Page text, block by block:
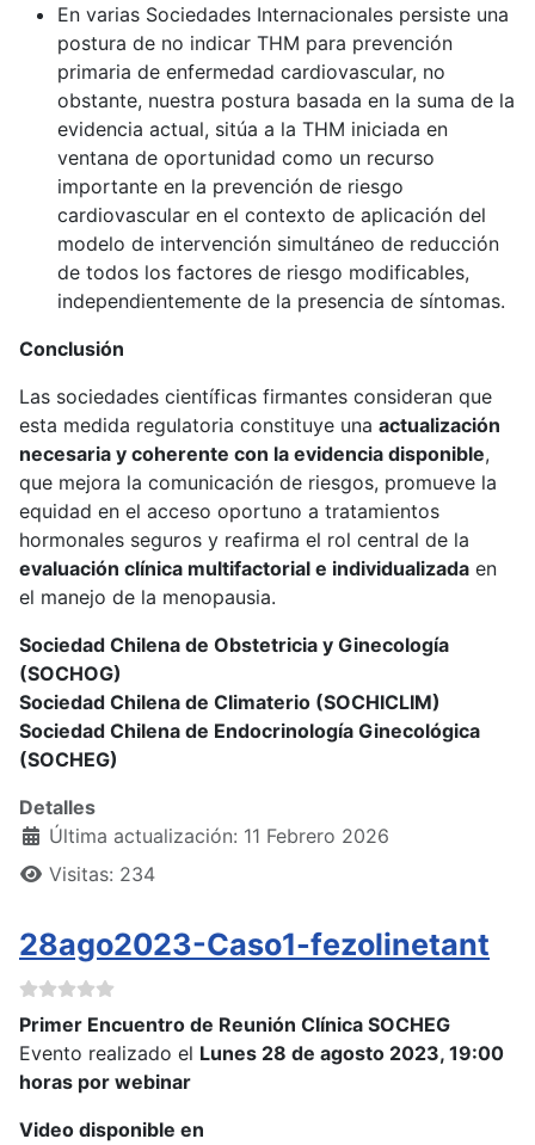
En varias Sociedades Internacionales persiste una
postura de no indicar THM para prevención
primaria de enfermedad cardiovascular, no
obstante, nuestra postura basada en la suma de la
evidencia actual, sitúa a la THM iniciada en
ventana de oportunidad como un recurso
importante en la prevención de riesgo
cardiovascular en el contexto de aplicación del
modelo de intervención simultáneo de reducción
de todos los factores de riesgo modificables,
independientemente de la presencia de síntomas.
Conclusión
Las sociedades científicas firmantes consideran que
esta medida regulatoria constituye una actualización
necesaria y coherente con la evidencia disponible,
que mejora la comunicación de riesgos, promueve la
equidad en el acceso oportuno a tratamientos
hormonales seguros y reafirma el rol central de la
evaluación clínica multifactorial e individualizada en
el manejo de la menopausia.
Sociedad Chilena de Obstetricia y Ginecología
(SOCHOG)
Sociedad Chilena de Climaterio (SOCHICLIM)
Sociedad Chilena de Endocrinología Ginecológica
(SOCHEG)
Detalles
Última actualización: 11 Febrero 2026
Visitas: 234
28ago2023-Caso1-fezolinetant
Primer Encuentro de Reunión Clínica SOCHEG
Evento realizado el Lunes 28 de agosto 2023, 19:00
horas por webinar
Video disponible en